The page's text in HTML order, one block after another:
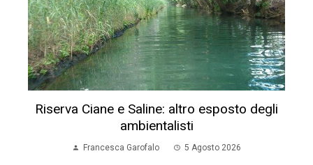
Riserva Ciane e Saline: altro esposto degli
ambientalisti
Francesca Garofalo 5 Agosto 2026